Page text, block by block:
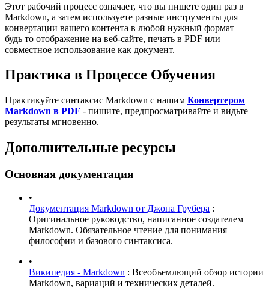
Этот рабочий процесс означает, что вы пишете один раз в
Markdown, а затем используете разные инструменты для
конвертации вашего контента в любой нужный формат —
будь то отображение на веб-сайте, печать в PDF или
совместное использование как документ.
Практика в Процессе Обучения
Практикуйте синтаксис Markdown с нашим Конвертером
Markdown в PDF - пишите, предпросматривайте и видьте
результаты мгновенно.
Дополнительные ресурсы
Основная документация
•
Документация Markdown от Джона Грубера :
Оригинальное руководство, написанное создателем
Markdown. Обязательное чтение для понимания
философии и базового синтаксиса.
•
Википедия - Markdown : Всеобъемлющий обзор истории
Markdown, вариаций и технических деталей.